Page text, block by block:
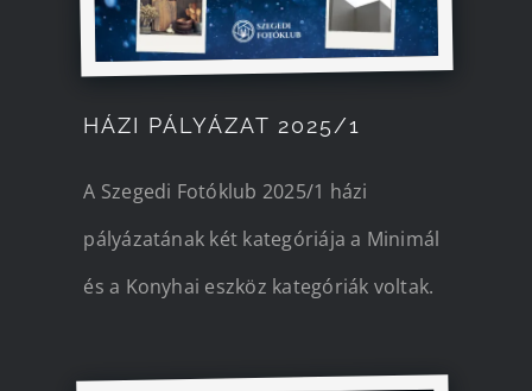
HÁZI PÁLYÁZAT 2025/1
A Szegedi Fotóklub 2025/1 házi
pályázatának két kategóriája a Minimál
és a Konyhai eszköz kategóriák voltak.